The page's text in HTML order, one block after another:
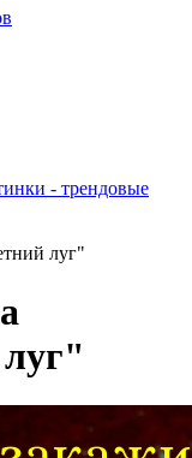
- трендовые
луг"